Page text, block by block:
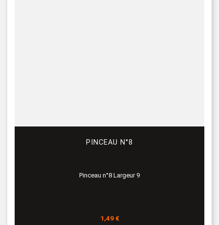
PINCEAU N°8
Pinceau n°8 Largeur 9
Prix
1,49 €